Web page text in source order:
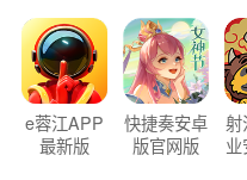
e蓉江APP
最新版
快捷奏安卓
版官网版
射